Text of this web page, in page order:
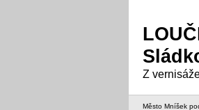
Z
Město Mníšek